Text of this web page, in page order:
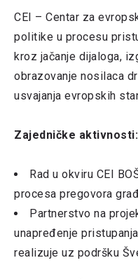
CEI – Centar za
politike u procesu
kroz jačanje dijaloga,
obrazovanje nosilaca
usvajanja evropskih
Zajedničke aktivnosti:
Rad u okviru CEI
procesa pregovora
Partnerstvo na
unapređenje
realizuje uz podršku